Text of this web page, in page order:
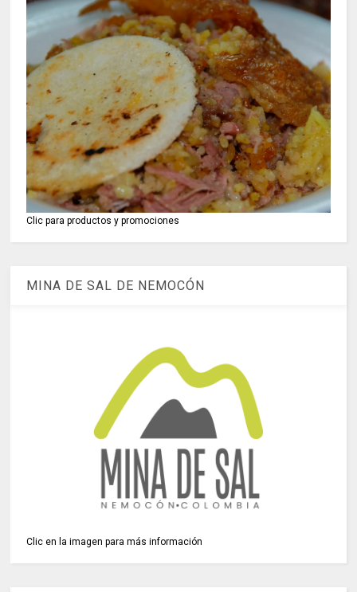
Clic para productos y promociones
MINA DE SAL DE NEMOCÓN
Clic en la imagen para más información